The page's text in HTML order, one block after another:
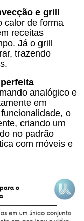
e grill
calor de forma
receitas
Já o grill
trazendo
analógico e
em
o
criando um
no padrão
com móveis e